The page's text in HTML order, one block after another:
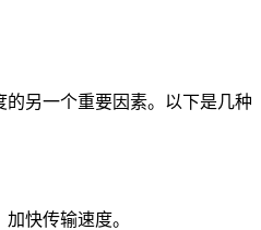
的另一个重要因素。以下是几种
快传输速度。